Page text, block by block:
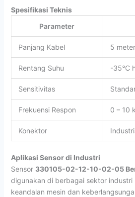
Spesifikasi Teknis
Parameter
Panjang Kabel 5 meter
Rentang Suhu -35°C
Sensitivitas
Frekuensi Respon 0 – 10
Konektor
Aplikasi Sensor di Industri
Sensor 330105-02-12-10-02-05
digunakan di berbagai sektor industri
keandalan mesin dan